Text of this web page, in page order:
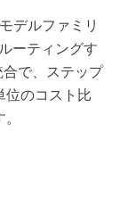
デルファミリ
ーティングす
で、ステップ
位のコスト比